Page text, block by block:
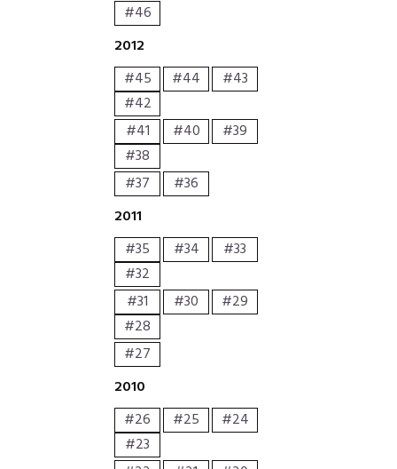
#46
2012
#45
#44
#43
#42
#41
#40
#39
#38
#37
#36
2011
#35
#34
#33
#32
#31
#30
#29
#28
#27
2010
#26
#25
#24
#23